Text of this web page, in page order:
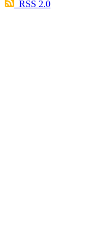
RSS 2.0